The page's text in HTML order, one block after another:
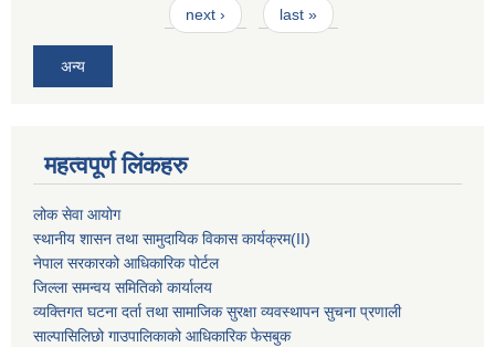
next › last »
अन्य
महत्वपूर्ण लिंकहरु
लोक सेवा आयोग
स्थानीय शासन तथा सामुदायिक विकास कार्यक्रम(II)
नेपाल सरकारको आधिकारिक पोर्टल
जिल्ला समन्वय समितिको कार्यालय
व्यक्तिगत घटना दर्ता तथा सामाजिक सुरक्षा व्यवस्थापन सुचना प्रणाली
साल्पासिलिछो गाउपालिकाको आधिकारिक फेसबुक